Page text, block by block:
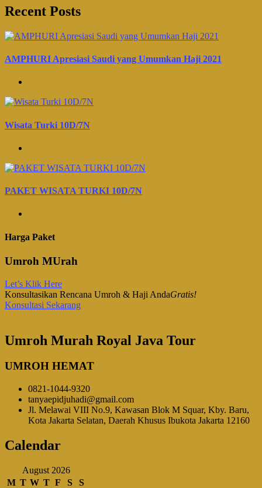
Recent Posts
AMPHURI Apresiasi Saudi yang Umumkan Haji 2021
Wisata Turki 10D/7N
PAKET WISATA TURKI 10D/7N
Harga Paket
Umroh MUrah
Let’s Klik Here
Konsultasikan Rencana Umroh & Haji AndaGratis!
Konsultasi Sekarang
Umroh Murah Royal Java Tour
UMROH HEMAT
0821-1044-9320
tanyaepidjuhadi@gmail.com
Jl. Melawai VIII No.9, Kawasan Blok M Squar, Kby. Baru,
Kota Jakarta Selatan, Daerah Khusus Ibukota Jakarta 12160
Calendar
August 2026
M T W T F S
S